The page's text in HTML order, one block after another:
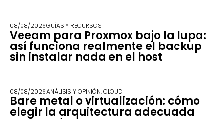
08/08/2026GUÍAS Y RECURSOS
Veeam para Proxmox bajo la lupa:
así funciona realmente el backup
sin instalar nada en el host
08/08/2026ANÁLISIS Y OPINIÓN,CLOUD
Bare metal o virtualización: cómo
elegir la arquitectura adecuada